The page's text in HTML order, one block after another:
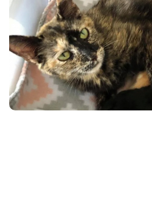
Conso